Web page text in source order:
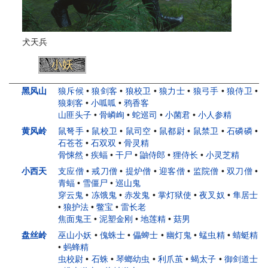
犬天兵
小妖
黑风山 狼斥候•狼剑客 • 狼校卫 •狼力士 • 狼弓手 • 狼侍卫 •
狼刺客 • 小呱呱 • 鸦香客
山匪头子 • 骨嶙峋 • 蛇巡司 • 小菌君 • 小人参精
黄风岭
鼠弩手• 鼠校卫 • 鼠司空 • 鼠都尉 • 鼠禁卫 • 石磷磷•
石苍苍 • 石双双 • 骨灵精
骨悚然 • 疾蝠 • 干尸 • 鼬侍郎 • 狸侍长 • 小灵芝精
小西天
支应僧•戒刀僧 • 提炉僧 •迎客僧 • 监院僧 • 双刀僧•
青蝠 • 雪僵尸 • 巡山鬼
穿云鬼 • 冻饿鬼•赤发鬼 • 掌灯狱使 •夜叉奴 • 隼居士
• 狼护法 • 鳖宝 • 雷长老
焦面鬼王 • 泥塑金刚 • 地莲精 • 菇男
盘丝岭
巫山小妖 • 傀蛛士•儡蜱士 • 幽灯鬼 •蜢虫精• 蜻蜓精
• 蚂蜂精
虫校尉 • 石蛛 • 琴螂幼虫 • 利爪茧•蝎太子 • 御剑道士